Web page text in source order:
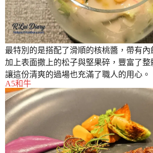
最特別的是搭配了滑順的核桃醬，帶有內
加上表面撒上的松子與堅果碎，豐富了整
讓這份清爽的過場也充滿了職人的用心。
A5和牛